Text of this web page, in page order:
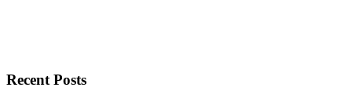
Recent Posts